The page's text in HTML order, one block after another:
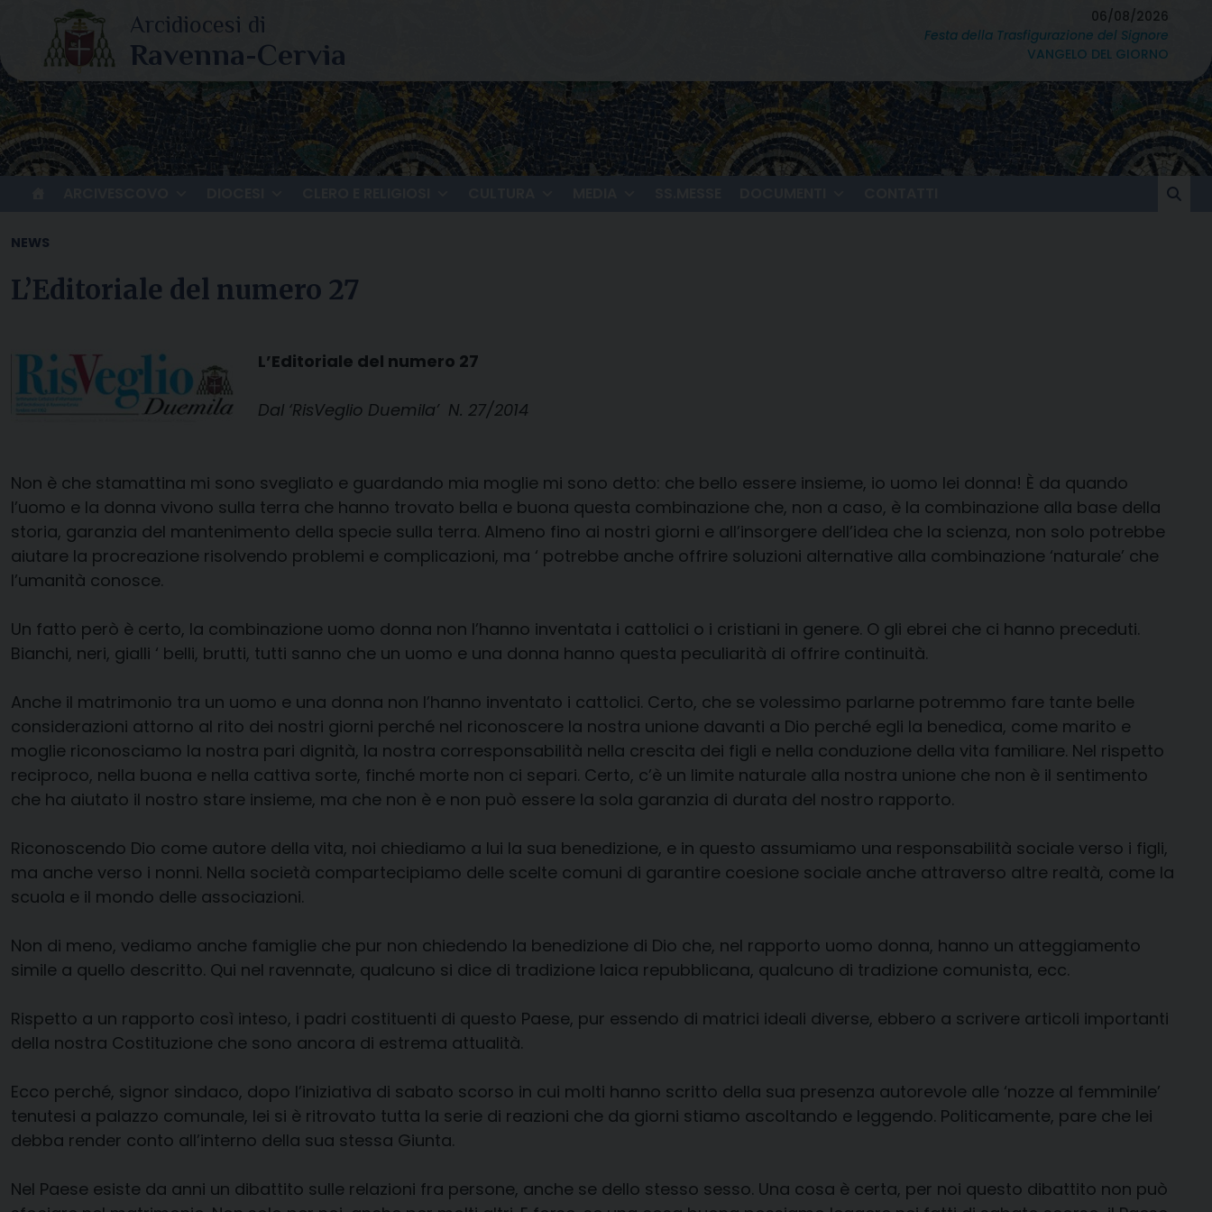
content
06/08/2026
Festa della Trasfigurazione del Signore
VANGELO DEL GIORNO
NEWS
L’Editoriale del numero 27
L’Editoriale del numero 27
Dal ‘RisVeglio Duemila’ N. 27/2014
Non è che stamattina mi sono svegliato e guardando mia moglie mi sono detto: che bello essere insieme, io uomo lei donna! È da quando
l’uomo e la donna vivono sulla terra che hanno trovato bella e buona questa combinazione che, non a caso, è la combinazione alla base della
storia, garanzia del mantenimento della specie sulla terra. Almeno fino ai nostri giorni e all’insorgere dell’idea che la scienza, non solo potrebbe
aiutare la procreazione risolvendo problemi e complicazioni, ma ‘ potrebbe anche offrire soluzioni alternative alla combinazione ‘naturale’ che
l’umanità conosce.
Un fatto però è certo, la combinazione uomo donna non l’hanno inventata i cattolici o i cristiani in genere. O gli ebrei che ci hanno preceduti.
Bianchi, neri, gialli ‘ belli, brutti, tutti sanno che un uomo e una donna hanno questa peculiarità di offrire continuità.
Anche il matrimonio tra un uomo e una donna non l’hanno inventato i cattolici. Certo, che se volessimo parlarne potremmo fare tante belle
considerazioni attorno al rito dei nostri giorni perché nel riconoscere la nostra unione davanti a Dio perché egli la benedica, come marito e
moglie riconosciamo la nostra pari dignità, la nostra corresponsabilità nella crescita dei figli e nella conduzione della vita familiare. Nel rispetto
reciproco, nella buona e nella cattiva sorte, finché morte non ci separi. Certo, c’è un limite naturale alla nostra unione che non è il sentimento
che ha aiutato il nostro stare insieme, ma che non è e non può essere la sola garanzia di durata del nostro rapporto.
Riconoscendo Dio come autore della vita, noi chiediamo a lui la sua benedizione, e in questo assumiamo una responsabilità sociale verso i figli,
ma anche verso i nonni. Nella società compartecipiamo delle scelte comuni di garantire coesione sociale anche attraverso altre realtà, come la
scuola e il mondo delle associazioni.
Non di meno, vediamo anche famiglie che pur non chiedendo la benedizione di Dio che, nel rapporto uomo donna, hanno un atteggiamento
simile a quello descritto. Qui nel ravennate, qualcuno si dice di tradizione laica repubblicana, qualcuno di tradizione comunista, ecc.
Rispetto a un rapporto così inteso, i padri costituenti di questo Paese, pur essendo di matrici ideali diverse, ebbero a scrivere articoli importanti
della nostra Costituzione che sono ancora di estrema attualità.
Ecco perché, signor sindaco, dopo l’iniziativa di sabato scorso in cui molti hanno scritto della sua presenza autorevole alle ‘nozze al femminile’
tenutesi a palazzo comunale, lei si è ritrovato tutta la serie di reazioni che da giorni stiamo ascoltando e leggendo. Politicamente, pare che lei
debba render conto all’interno della sua stessa Giunta.
Nel Paese esiste da anni un dibattito sulle relazioni fra persone, anche se dello stesso sesso. Una cosa è certa, per noi questo dibattito non può